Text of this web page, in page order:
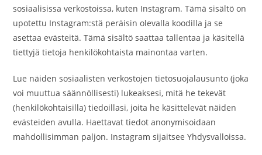
sosiaalisissa verkostoissa, kuten Instagram. Tämä sisältö on
upotettu Instagram:stä peräisin olevalla koodilla ja se
asettaa evästeitä. Tämä sisältö saattaa tallentaa ja käsitellä
tiettyjä tietoja henkilökohtaista mainontaa varten.
Lue näiden sosiaalisten verkostojen tietosuojalausunto (joka
voi muuttua säännöllisesti) lukeaksesi, mitä he tekevät
(henkilökohtaisilla) tiedoillasi, joita he käsittelevät näiden
evästeiden avulla. Haettavat tiedot anonymisoidaan
mahdollisimman paljon. Instagram sijaitsee Yhdysvalloissa.